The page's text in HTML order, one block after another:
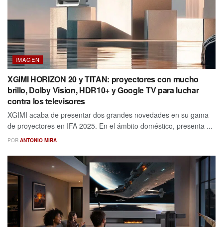
IMAGEN
XGIMI HORIZON 20 y TITAN: proyectores con mucho
brillo, Dolby Vision, HDR10+ y Google TV para luchar
contra los televisores
XGIMI acaba de presentar dos grandes novedades en su gama
de proyectores en IFA 2025. En el ámbito doméstico, presenta ...
POR ANTONIO MIRA